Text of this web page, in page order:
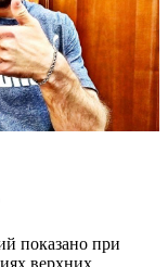
показано при
верхних